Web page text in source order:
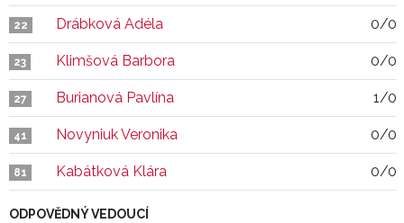
22 Drábková Adéla 0/0
23 Klimšová Barbora 0/0
27 Burianová Pavlína 1/0
41 Novyniuk Veronika 0/0
81 Kabátková Klára 0/0
ODPOVĚDNÝ VEDOUCÍ